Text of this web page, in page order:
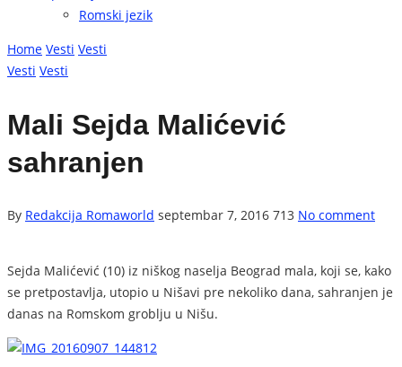
Romski jezik
Home Vesti Vesti
Vesti Vesti
Mali Sejda Malićević
sahranjen
By Redakcija Romaworld septembar 7, 2016 713 No comment
Sejda Malićević (10) iz niškog naselja Beograd mala, koji se, kako
se pretpostavlja, utopio u Nišavi pre nekoliko dana, sahranjen je
danas na Romskom groblju u Nišu.